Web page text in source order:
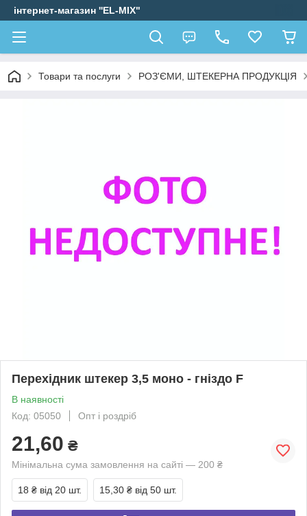
інтернет-магазин ''EL-MIX"
Товари та послуги РОЗ'ЄМИ, ШТЕКЕРНА ПРОДУКЦІЯ
Перехідник штекер 3,5 моно - гніздо F
В наявності
Код: 05050
Опт і роздріб
21,60 ₴
Мінімальна сума замовлення на сайті — 200 ₴
18 ₴ від 20 шт. 15,30 ₴ від 50 шт.